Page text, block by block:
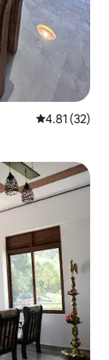
평점 4.81점
4.81 (32)